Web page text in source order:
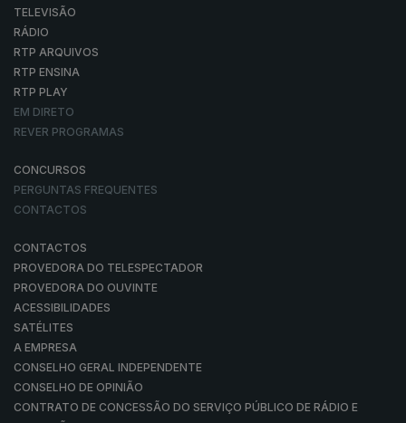
TELEVISÃO
RÁDIO
RTP ARQUIVOS
RTP ENSINA
RTP PLAY
EM DIRETO
REVER PROGRAMAS
CONCURSOS
PERGUNTAS FREQUENTES
CONTACTOS
CONTACTOS
PROVEDORA DO TELESPECTADOR
PROVEDORA DO OUVINTE
ACESSIBILIDADES
SATÉLITES
A EMPRESA
CONSELHO GERAL INDEPENDENTE
CONSELHO DE OPINIÃO
CONTRATO DE CONCESSÃO DO SERVIÇO PÚBLICO DE RÁDIO E